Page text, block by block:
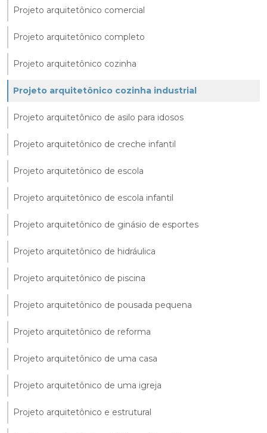
Projeto arquitetônico comercial
Projeto arquitetônico completo
Projeto arquitetônico cozinha
Projeto arquitetônico cozinha industrial
Projeto arquitetônico de asilo para idosos
Projeto arquitetônico de creche infantil
Projeto arquitetônico de escola
Projeto arquitetônico de escola infantil
Projeto arquitetônico de ginásio de esportes
Projeto arquitetônico de hidráulica
Projeto arquitetônico de piscina
Projeto arquitetônico de pousada pequena
Projeto arquitetônico de reforma
Projeto arquitetônico de uma casa
Projeto arquitetônico de uma igreja
Projeto arquitetônico e estrutural